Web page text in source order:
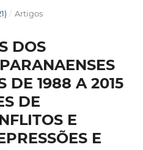
/ Artigos
DOS
DE 1988 A 2015
DE
E
E